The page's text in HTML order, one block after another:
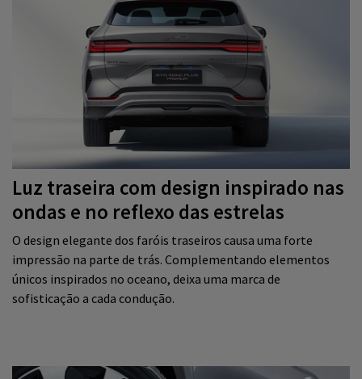
Luz traseira com design inspirado nas
ondas e no reflexo das estrelas
O design elegante dos faróis traseiros causa uma forte
impressão na parte de trás. Complementando elementos
únicos inspirados no oceano, deixa uma marca de
sofisticação a cada condução.